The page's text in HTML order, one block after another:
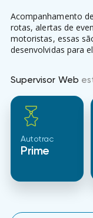
Acompanhamento
rotas, alertas de
motoristas, essas
desenvolvidas para
Supervisor Web
Autotrac
Prime